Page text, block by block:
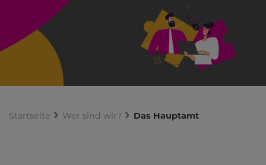
Startseite Wer sind wir? Das Hauptamt